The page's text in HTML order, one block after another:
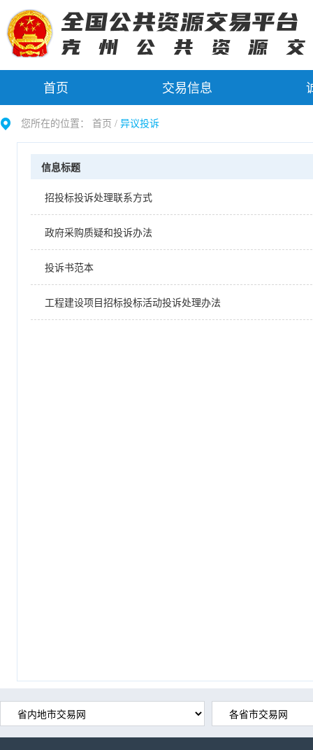
首页 交易信息
您所在的位置： 首页 / 异议投诉
信息标题
招投标投诉处理联系方式
政府采购质疑和投诉办法
投诉书范本
工程建设项目招标投标活动投诉处理办法